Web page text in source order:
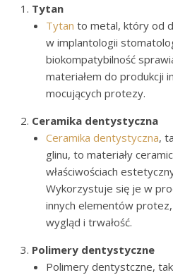
Tytan
Tytan to metal, który od
w implantologii
biokompatybilność
materiałem do produkcji
mocujących protezy.
Ceramika dentystyczna
Ceramika dentystyczna,
glinu, to materiały
właściwościach
Wykorzystuje się je w
innych elementów
wygląd i trwałość.
Polimery dentystyczne
Polimery dentystczne,